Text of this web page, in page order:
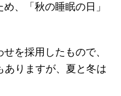
、「秋の睡眠の日」
を採用したもので、
ありますが、夏と冬は